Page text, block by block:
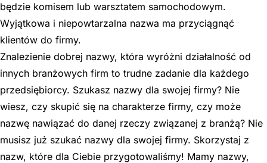
będzie komisem lub warsztatem samochodowym.
Wyjątkowa i niepowtarzalna nazwa ma przyciągnąć
klientów do firmy.
Znalezienie dobrej nazwy, która wyróżni działalność od
innych branżowych firm to trudne zadanie dla każdego
przedsiębiorcy. Szukasz nazwy dla swojej firmy? Nie
wiesz, czy skupić się na charakterze firmy, czy może
nazwę nawiązać do danej rzeczy związanej z branżą? Nie
musisz już szukać nazwy dla swojej firmy. Skorzystaj z
nazw, które dla Ciebie przygotowaliśmy! Mamy nazwy,